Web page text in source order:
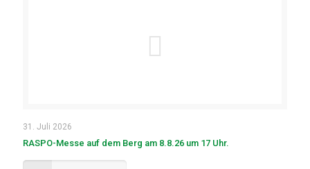
31. Juli 2026
RASPO-Messe auf dem Berg am 8.8.26 um 17 Uhr.